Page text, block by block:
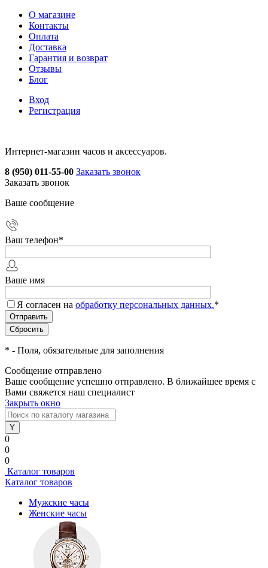
О магазине
Контакты
Оплата
Доставка
Гарантия и возврат
Отзывы
Блог
Вход
Регистрация
Интернет-магазин часов и аксессуаров.
8 (950) 011-55-00 Заказать звонок
Заказать звонок
Ваше сообщение
Ваш телефон*
Ваше имя
Я согласен на обработку персональных данных.*
* - Поля, обязательные для заполнения
Сообщение отправлено
Ваше сообщение успешно отправлено. В ближайшее время с
Вами свяжется наш специалист
Закрыть окно
0
0
0
Каталог товаров
Каталог товаров
Мужские часы
Женские часы